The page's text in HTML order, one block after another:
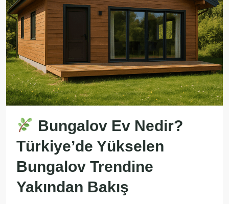
Bungalov Ev Nedir?
Türkiye’de Yükselen
Bungalov Trendine
Yakından Bakış